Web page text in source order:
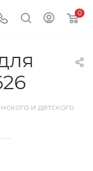
0
и детского
—